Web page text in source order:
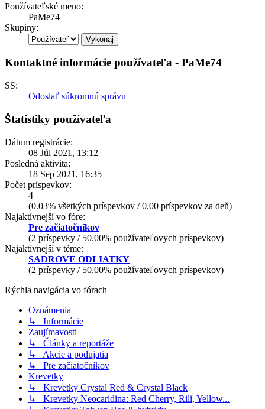
Používateľské meno:
PaMe74
Skupiny:
Kontaktné informácie používateľa - PaMe74
SS:
Odoslať súkromnú správu
Štatistiky používateľa
Dátum registrácie:
08 Júl 2021, 13:12
Posledná aktivita:
18 Sep 2021, 16:35
Počet príspevkov:
4
(0.03% všetkých príspevkov / 0.00 príspevkov za deň)
Najaktívnejší vo fóre:
Pre začiatočníkov
(2 príspevky / 50.00% používateľovych príspevkov)
Najaktívnejší v téme:
SADROVE ODLIATKY
(2 príspevky / 50.00% používateľovych príspevkov)
Rýchla navigácia vo fórach
Oznámenia
↳ Informácie
Zaujímavosti
↳ Články a reportáže
↳ Akcie a podujatia
↳ Pre začiatočníkov
Krevetky
↳ Krevetky Crystal Red & Crystal Black
↳ Krevetky Neocaridina: Red Cherry, Rili, Yellow...